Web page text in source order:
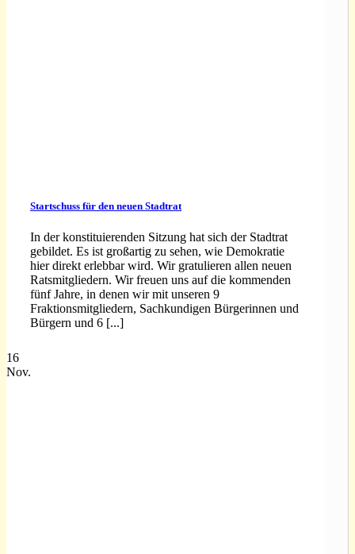
Startschuss für den neuen Stadtrat
In der konstituierenden Sitzung hat sich der Stadtrat
gebildet. Es ist großartig zu sehen, wie Demokratie
hier direkt erlebbar wird. Wir gratulieren allen neuen
Ratsmitgliedern. Wir freuen uns auf die kommenden
fünf Jahre, in denen wir mit unseren 9
Fraktionsmitgliedern, Sachkundigen Bürgerinnen und
Bürgern und 6 [...]
16
Nov.